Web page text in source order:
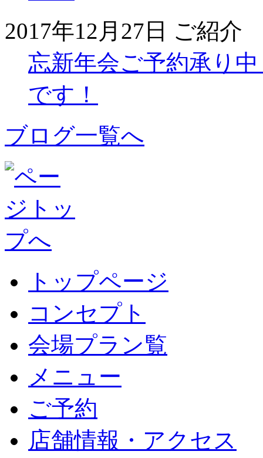
2017年12月27日 ご紹介
忘新年会ご予約承り
です！
ブログ一覧へ
トップページ
コンセプト
会場プラン覧
メニュー
ご予約
店舗情報・アクセス